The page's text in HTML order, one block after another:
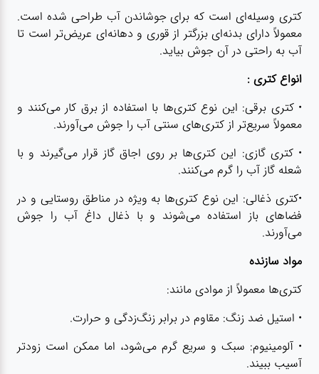
عطر،خوشبو کننده
جشن و تولد
سرویس های
کتری وسیله‌ای است که برای جوشاندن آب طراحی شده است.
معمولاً دارای بدنه‌ای بزرگتر از قوری و دهانه‌ای عریض‌تر است تا
آب به راحتی در آن جوش بیاید.
انواع کتری :
• کتری برقی: این نوع کتری‌ها با استفاده از برق کار می‌کنند و
معمولاً سریع‌تر از کتری‌های سنتی آب را جوش می‌آورند.
• کتری گازی: این کتری‌ها بر روی اجاق گاز قرار می‌گیرند و با
شعله گاز آب را گرم می‌کنند.
•کتری ذغالی: این نوع کتری‌ها به ویژه در مناطق روستایی و در
فضاهای باز استفاده می‌شوند و با ذغال داغ آب را جوش
می‌آورند.
مواد سازنده
کتری‌ها معمولاً از موادی مانند:
• استیل ضد زنگ: مقاوم در برابر زنگ‌زدگی و حرارت.
• آلومینیوم: سبک و سریع گرم می‌شود، اما ممکن است زودتر
آسیب ببیند.